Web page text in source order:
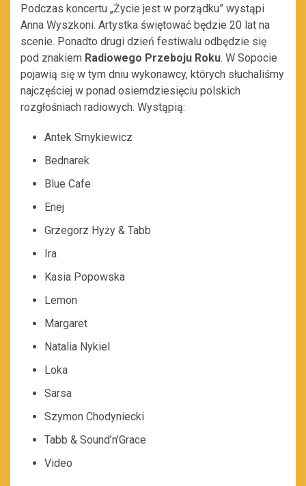
Podczas koncertu „Życie jest w porządku” wystąpi
Anna Wyszkoni. Artystka świętować będzie 20 lat na
scenie. Ponadto drugi dzień festiwalu odbędzie się
pod znakiem Radiowego Przeboju Roku. W Sopocie
pojawią się w tym dniu wykonawcy, których słuchaliśmy
najczęściej w ponad osiemdziesięciu polskich
rozgłośniach radiowych. Wystąpią:
Antek Smykiewicz
Bednarek
Blue Cafe
Enej
Grzegorz Hyży & Tabb
Ira
Kasia Popowska
Lemon
Margaret
Natalia Nykiel
Loka
Sarsa
Szymon Chodyniecki
Tabb & Sound’n’Grace
Video